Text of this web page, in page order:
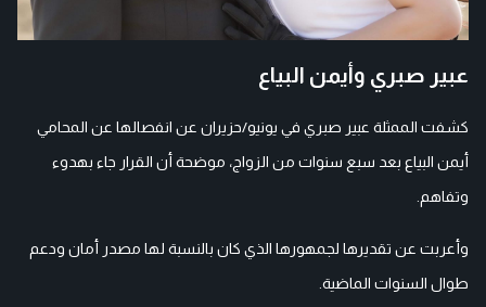
عبير صبري وأيمن البياع
كشفت الممثلة عبير صبري في يونيو/حزيران عن انفصالها عن المحامي
أيمن البياع بعد سبع سنوات من الزواج، موضحة أن القرار جاء بهدوء
وتفاهم.
وأعربت عن تقديرها لجمهورها الذي كان بالنسبة لها مصدر أمان ودعم
طوال السنوات الماضية.